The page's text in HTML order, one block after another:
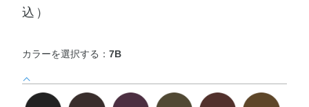
込）
カラーを選択する：7B